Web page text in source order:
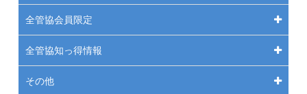
全管協会員限定
全管協知っ得情報
その他